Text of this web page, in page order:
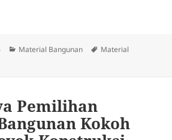
Categories
Material Bangunan Tags
Material
Pemilihan
Kokoh